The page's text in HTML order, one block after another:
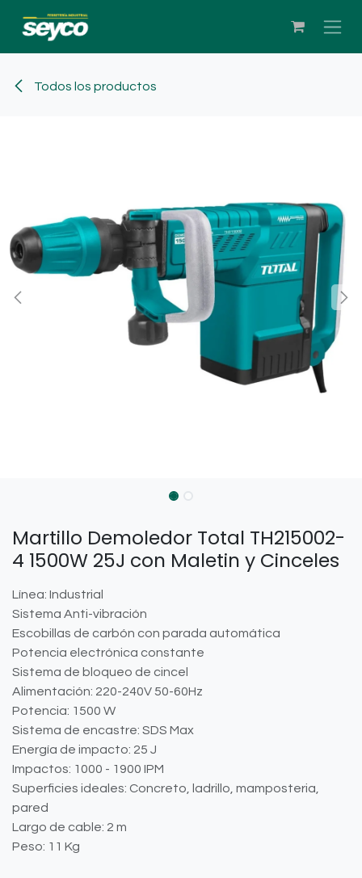
Ir al contenido
Todos los productos
Martillo Demoledor Total TH215002-
4 1500W 25J con Maletin y Cinceles
Línea: Industrial
Sistema Anti-vibración
Escobillas de carbón con parada automática
Potencia electrónica constante
Sistema de bloqueo de cincel
Alimentación: 220-240V 50-60Hz
Potencia: 1500 W
Sistema de encastre: SDS Max
Energía de impacto: 25 J
Impactos: 1000 - 1900 IPM
Superficies ideales: Concreto, ladrillo, mamposteria,
pared
Largo de cable: 2 m
Peso: 11 Kg